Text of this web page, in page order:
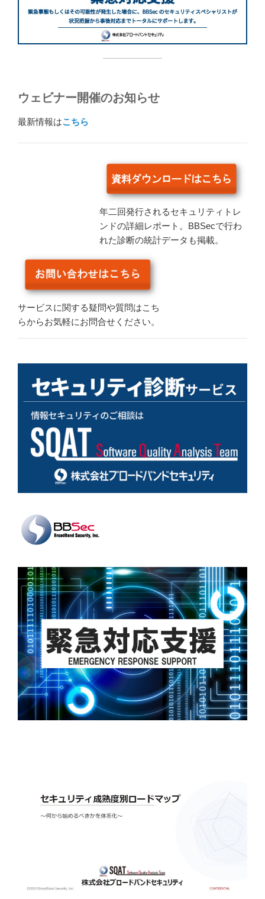
ウェビナー開催のお知らせ
最新情報はこちら
年二回発行されるセキュリティトレ
ンドの詳細レポート。BBSecで行わ
れた診断の統計データも掲載。
サービスに関する疑問や質問はこち
らからお気軽にお問合せください。